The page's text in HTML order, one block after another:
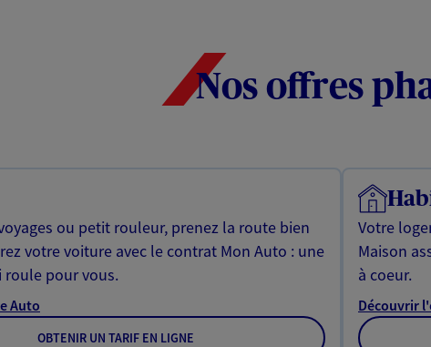
Nos offres
ou petit rouleur, prenez la route bien
votre voiture avec le contrat Mon Auto : une
roule pour vous.
Auto
OBTENIR UN TARIF EN LIGNE
Votre
Maison
à coeur.
Découvrir